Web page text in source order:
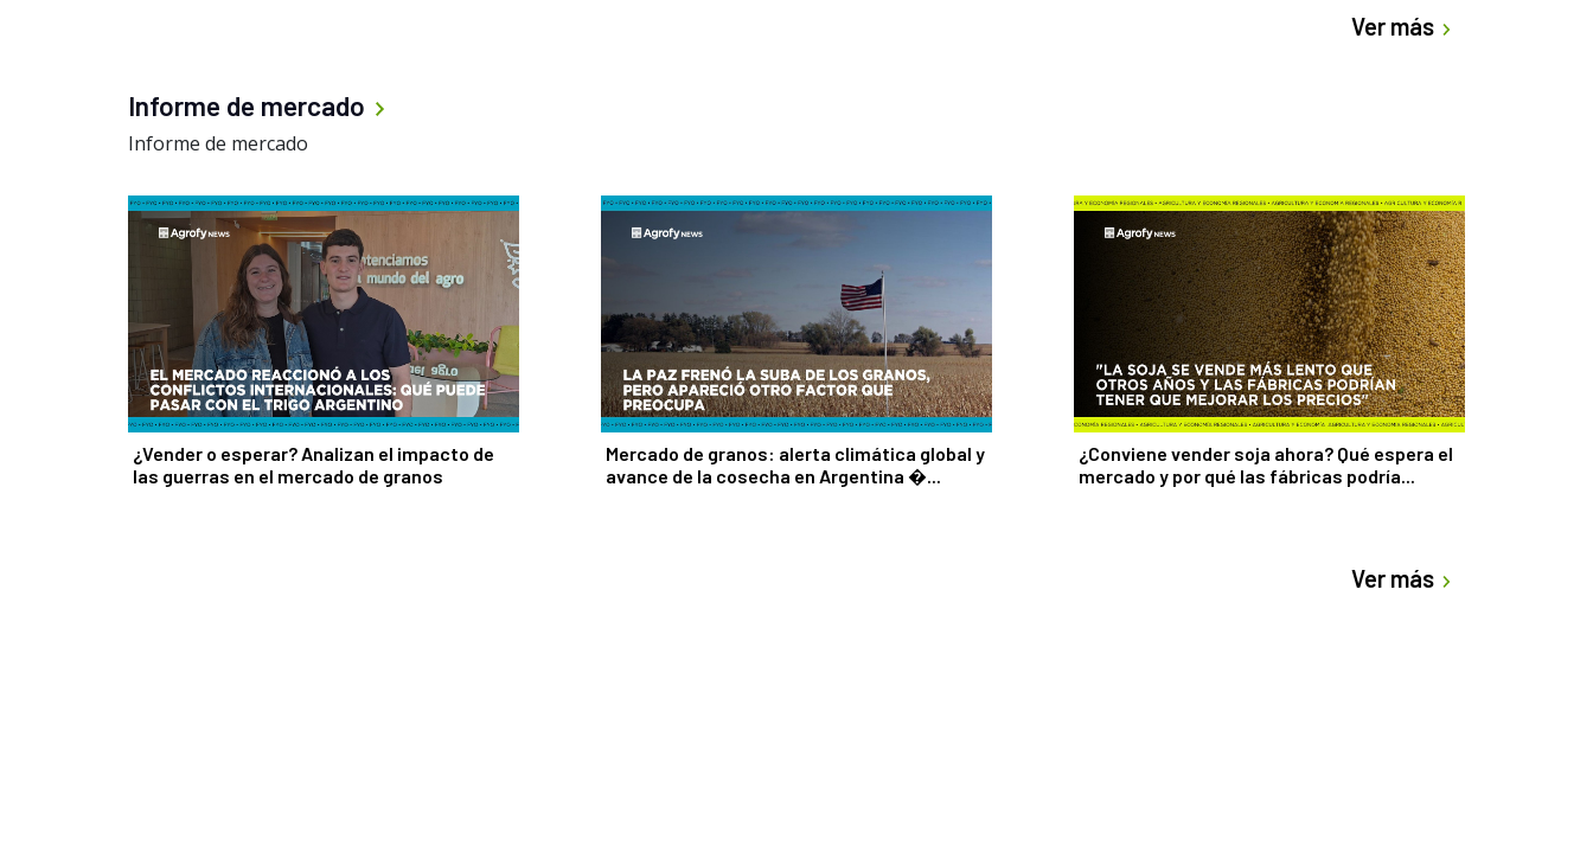
Ver más
Informe de mercado
Informe de mercado
¿Vender o esperar? Analizan el impacto de
las guerras en el mercado de granos
Mercado de granos: alerta climática global y
avance de la cosecha en Argentina ...
¿Conviene vender soja ahora? Qué espera el
mercado y por qué las fábricas podría...
Ver más